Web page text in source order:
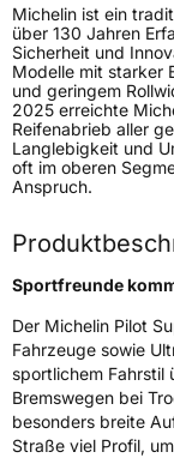
SchlauchtypTL
ZustandNeureifen
RunflatZP
NasshaftungC
Rollgeräusch
Rollgeräusch (dB)
Michelin ist ein
über 130 Jahren
Sicherheit und
Modelle mit starker
und geringem
2025 erreichte
Reifenabrieb aller
Langlebigkeit und
oft im oberen
Anspruch.
Sportfreunde
Der Michelin Pilot
Fahrzeuge sowie
sportlichem Fahrstil
Bremswegen bei
besonders breite
Straße viel Profil,